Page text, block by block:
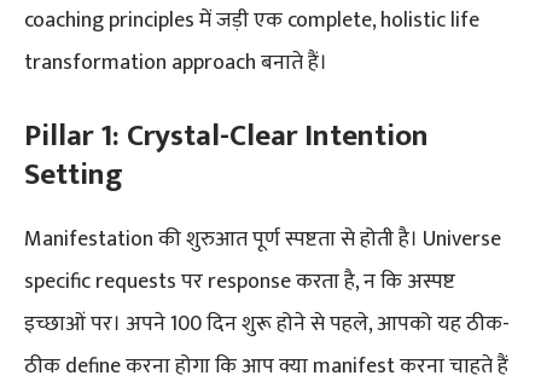
coaching principles में जड़ी एक complete, holistic life
transformation approach बनाते हैं।
Pillar 1: Crystal-Clear Intention
Setting
Manifestation की शुरुआत पूर्ण स्पष्टता से होती है। Universe
specific requests पर response करता है, न कि अस्पष्ट
इच्छाओं पर। अपने 100 दिन शुरू होने से पहले, आपको यह ठीक-
ठीक define करना होगा कि आप क्या manifest करना चाहते हैं